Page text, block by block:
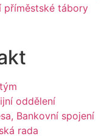
příměstské tábory
oddělení
Bankovní spojení
rada